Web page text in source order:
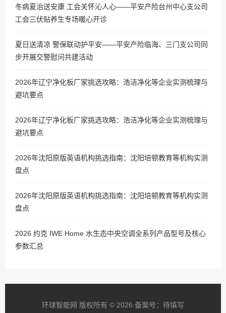
冬病夏治送安康 工会关怀沁人心——平安产险台州中心支公司
工会三伏贴养生专场暖心开诊
夏日送清凉 警保联动护平安——平安产险临海、三门支公司同
步开展交警慰问共建活动
2026年辽宁净化板厂家挑选攻略：浩洁净化等企业实测梳理与
避坑要点
2026年辽宁净化板厂家挑选攻略：浩洁净化等企业实测梳理与
避坑要点
2026年沈阳原版英语机构挑选指南：沈阳培顿教育等机构实测
盘点
2026年沈阳原版英语机构挑选指南：沈阳培顿教育等机构实测
盘点
2026 约克 IWE Home 水生态中央空调全系列产品型号及核心
参数汇总
环球智能网 版权所有 © 2026 备案号：待填写